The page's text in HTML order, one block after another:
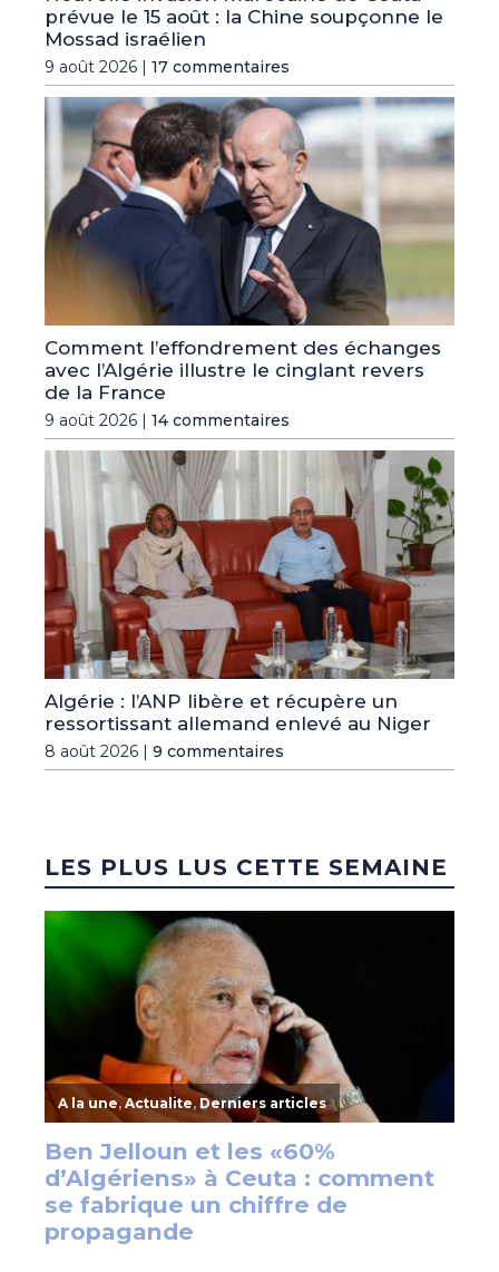
prévue le 15 août : la Chine soupçonne le
Mossad israélien
9 août 2026 | 17 commentaires
Comment l’effondrement des échanges
avec l’Algérie illustre le cinglant revers
de la France
9 août 2026 | 14 commentaires
Algérie : l’ANP libère et récupère un
ressortissant allemand enlevé au Niger
8 août 2026 | 9 commentaires
LES PLUS LUS CETTE SEMAINE